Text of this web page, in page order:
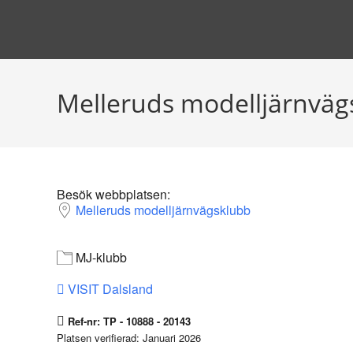
Melleruds
Besök webbplatsen:
Melleruds modelljärnvägsklubb
MJ-klubb
VISIT Dalsland
Ref-nr: TP - 10888 - 20143
Platsen verifierad: Januari 2026